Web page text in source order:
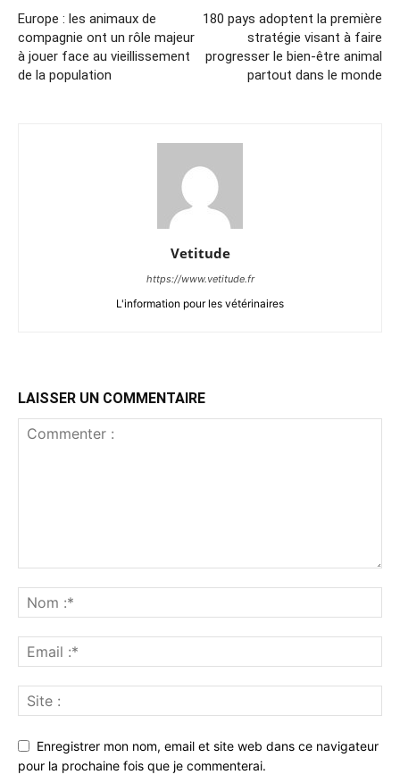
Europe : les animaux de
compagnie ont un rôle majeur
à jouer face au vieillissement
de la population
180 pays adoptent la première
stratégie visant à faire
progresser le bien-être animal
partout dans le monde
Vetitude
https://www.vetitude.fr
L'information pour les vétérinaires
LAISSER UN COMMENTAIRE
Enregistrer mon nom, email et site web dans ce navigateur
pour la prochaine fois que je commenterai.